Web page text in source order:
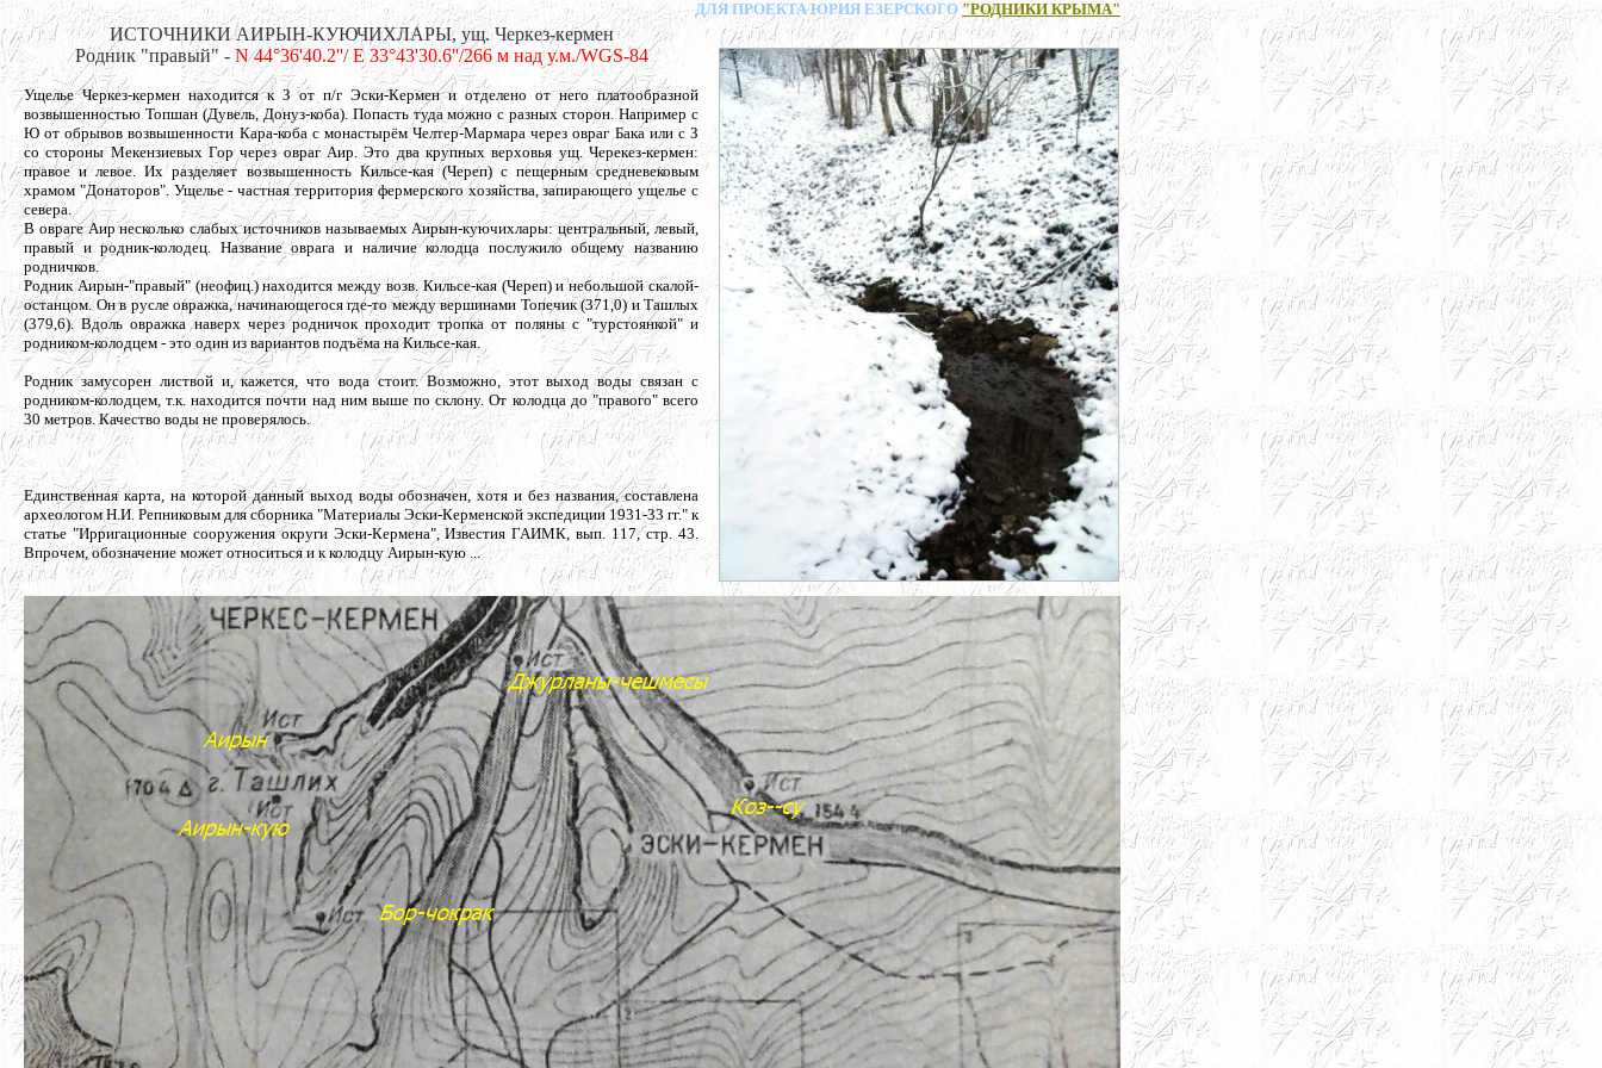
ДЛЯ ПРОЕКТА ЮРИЯ ЕЗЕРСКОГО"РОДНИКИ КРЫМА"
ИСТОЧНИКИ АИРЫН-КУЮЧИХЛАРЫ, ущ. Черкез-кермен
Родник "правый" - N 44°36'40.2''/ E 33°43'30.6''/266 м над у.м./WGS-84
Ущелье Черкез-кермен находится к З от п/г Эски-Кермен и отделено от него платообразной
возвышенностью Топшан (Дувель, Донуз-коба). Попасть туда можно с разных сторон. Например с
Ю от обрывов возвышенности Кара-коба с монастырём Челтер-Мармара через овраг Бака или с З
со стороны Мекензиевых Гор через овраг Аир. Это два крупных верховья ущ. Черекез-кермен:
правое и левое. Их разделяет возвышенность Кильсе-кая (Череп) с пещерным средневековым
храмом "Донаторов". Ущелье - частная территория фермерского хозяйства, запирающего ущелье с
севера.
В овраге Аир несколько слабых источников называемых Аирын-куючихлары: центральный, левый,
правый и родник-колодец. Название оврага и наличие колодца послужило общему названию
родничков.
Родник Аирын-"правый" (неофиц.) находится между возв. Кильсе-кая (Череп) и небольшой скалой-
останцом. Он в русле овражка, начинающегося где-то между вершинами Топечик (371,0) и Ташлых
(379,6). Вдоль овражка наверх через родничок проходит тропка от поляны с "турстоянкой" и
родником-колодцем - это один из вариантов подъёма на Кильсе-кая.
Родник замусорен листвой и, кажется, что вода стоит. Возможно, этот выход воды связан с
родником-колодцем, т.к. находится почти над ним выше по склону. От колодца до "правого" всего
30 метров. Качество воды не проверялось.
Единственная карта, на которой данный выход воды обозначен, хотя и без названия, составлена
археологом Н.И. Репниковым для сборника "Материалы Эски-Керменской экспедиции 1931-33 гг." к
статье "Ирригационные сооружения округи Эски-Кермена", Известия ГАИМК, вып. 117, стр. 43.
Впрочем, обозначение может относиться и к колодцу Аирын-кую ...